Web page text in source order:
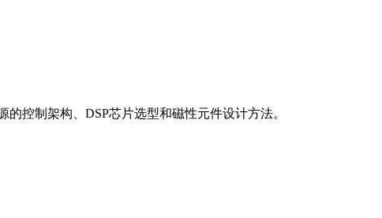
控制架构、DSP芯片选型和磁性元件设计方法。